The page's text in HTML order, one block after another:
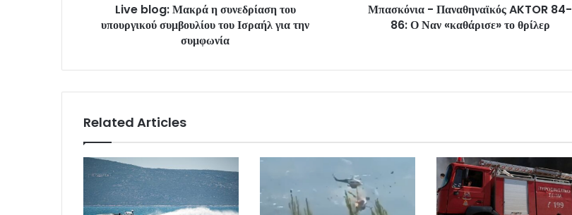
Live blog: Μακρά η συνεδρίαση του
υπουργικού συμβουλίου του Ισραήλ για την
συμφωνία
Μπασκόνια - Παναθηναϊκός AKTOR 84-
86: Ο Ναν «καθάρισε» το θρίλερ
Related Articles